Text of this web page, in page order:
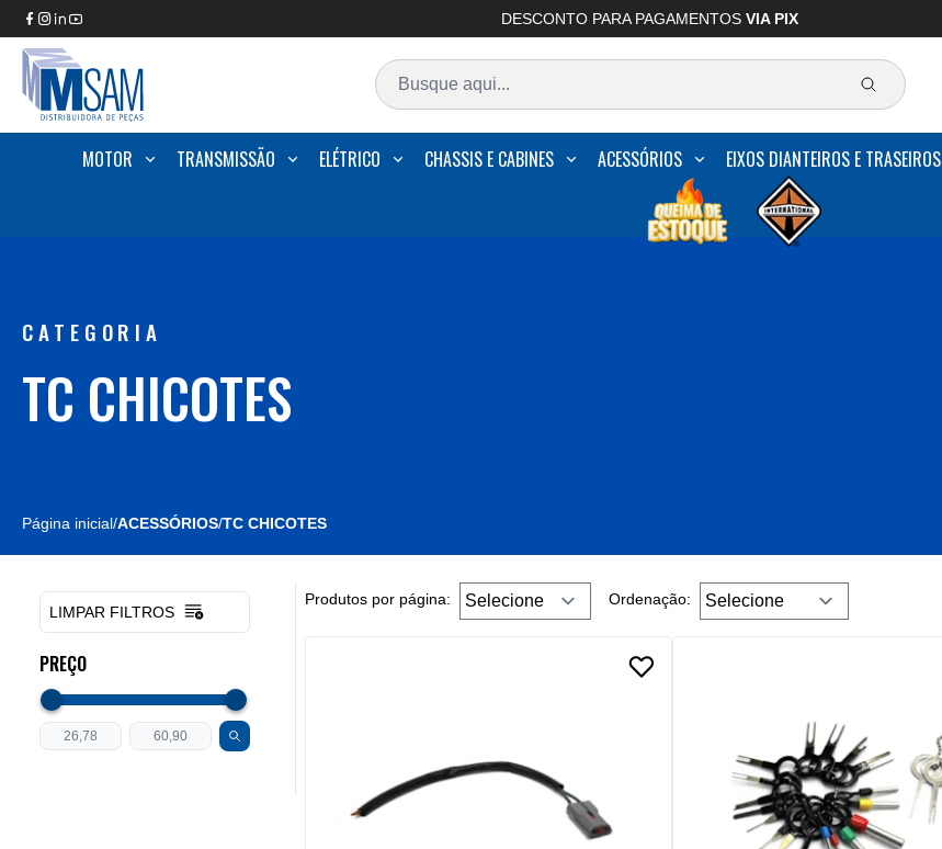
DESCONTO PARA PAGAMENTOS VIA PIX
MOTOR TRANSMISSÃO ELÉTRICO CHASSIS E CABINES ACESSÓRIOS EIXOS DIANTEIROS E TRASEIROS
CATEGORIA
TC CHICOTES
Página inicial/ACESSÓRIOS/TC CHICOTES
LIMPAR FILTROS
PREÇO
Produtos por página: Ordenação: